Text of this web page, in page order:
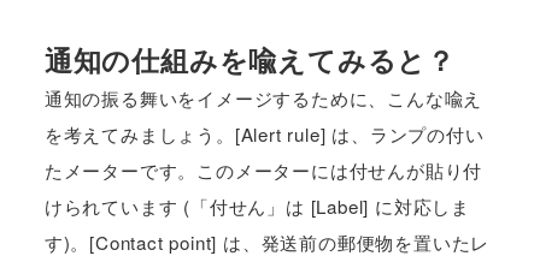
通知の仕組みを喩えてみると？
通知の振る舞いをイメージするために、こんな喩え
を考えてみましょう。[Alert rule] は、ランプの付い
たメーターです。このメーターには付せんが貼り付
けられています (「付せん」は [Label] に対応しま
す)。[Contact point] は、発送前の郵便物を置いたレ